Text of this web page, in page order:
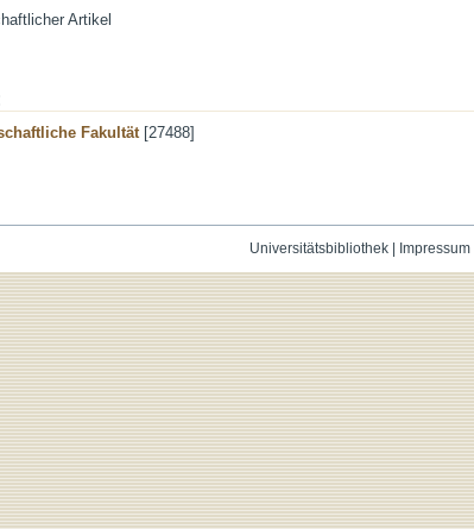
Artikel
Fakultät[27488]
Universitätsbibliothek| Impressum|